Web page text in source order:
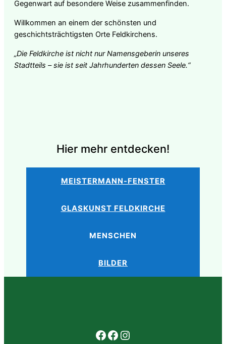
Gegenwart auf besondere Weise zusammenfinden.
Willkommen an einem der schönsten und
geschichtsträchtigsten Orte Feldkirchens.
„Die Feldkirche ist nicht nur Namensgeberin unseres
Stadtteils – sie ist seit Jahrhunderten dessen Seele.“
Hier mehr entdecken!
MEISTERMANN-FENSTER
GLASKUNST FELDKIRCHE
MENSCHEN
BILDER
Facebook
Facebook
Instagram